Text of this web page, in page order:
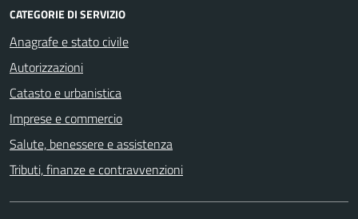
CATEGORIE DI SERVIZIO
Anagrafe e stato civile
Autorizzazioni
Catasto e urbanistica
Imprese e commercio
Salute, benessere e assistenza
Tributi, finanze e contravvenzioni